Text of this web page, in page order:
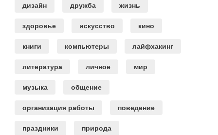
дизайн дружба жизнь
здоровье искусство кино
книги компьютеры лайфхакинг
литература личное мир
музыка общение
организация работы поведение
праздники природа